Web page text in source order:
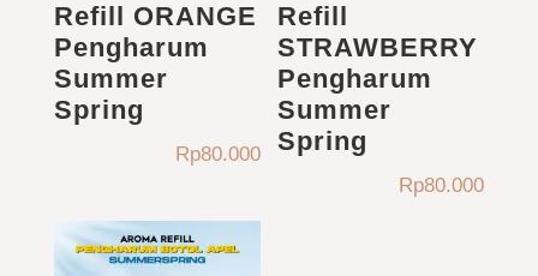
Refill ORANGE
Pengharum
Summer
Spring
Rp80.000
Refill
STRAWBERRY
Pengharum
Summer
Spring
Rp80.000